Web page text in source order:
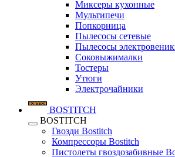
Миксеры кухонные
Мультипечи
Попкорница
Пылесосы сетевые
Пылесосы
Соковыжималки
Тостеры
Утюги
Электрочайники
BOSTITCH
BOSTITCH
Гвозди Bostitch
Компрессоры Bostitch
Пистолеты гвоздозабивные